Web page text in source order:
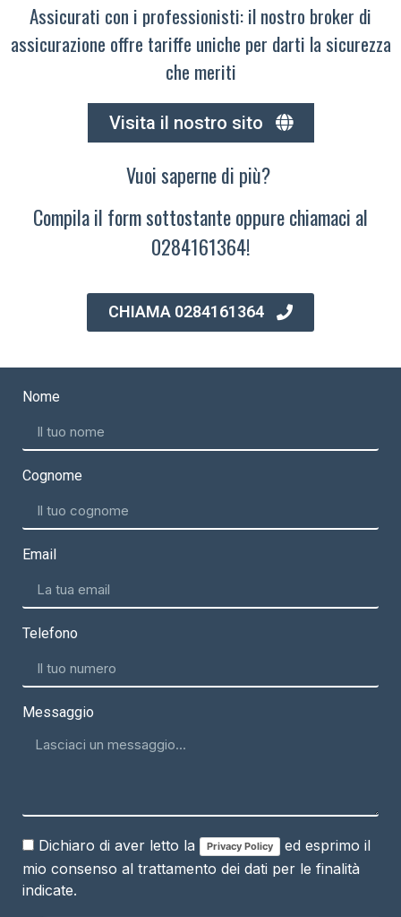
Assicurati con i professionisti: il nostro broker di
assicurazione offre tariffe uniche per darti la sicurezza
che meriti
Visita il nostro sito
Vuoi saperne di più?
Compila il form sottostante oppure chiamaci al
0284161364!
CHIAMA 0284161364
Nome
Cognome
Email
Telefono
Messaggio
Dichiaro di aver letto la Privacy Policy
ed esprimo il
mio consenso al trattamento dei dati per le finalità
indicate.